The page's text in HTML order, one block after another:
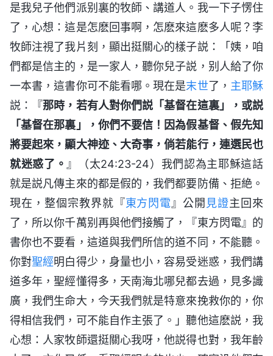
是我兒子他們派别裏的牧師、講道人。我一下子愣住
了，心想：這是怎麽回事啊，怎麽來這麽多人呢？李
牧師注視了我片刻，顯出挺關心的樣子説：「姨，咱
們都是信主的，是一家人，聽你兒子説，别人給了你
一本書，這書你可不能看哪。現在是末世了， 主耶穌
説：『那時，若有人對你們説「基督在這裏」，或説
「基督在那裏」，你們不要信！因為假基督、假先知
將要起來，顯大神迹、大奇事，倘若能行，連選民也
就迷惑了。 』（太24:23-24）我們認為主耶穌這話
就是説凡傳主來的都是假的，我們都要防備、拒絶。
現在，整個宗教界就『東方閃電 』公開 見證主回來
了，所以你千萬别再與他們接觸了，『東方閃電』的
書你也不要看，這道與我們所信的道不同，不能聽。
你對聖經明白得少，身量也小，容易受迷惑，我們講
道多年，聖經懂得多，天南海北哪兒都去過，見多識
廣，我們生命大，今天我們就是特意來挽救你的，你
得相信我們，可不能自作主張了。」聽他這麽説，我
心想：人家牧師還挺關心我呀，他説得也對，我年齡